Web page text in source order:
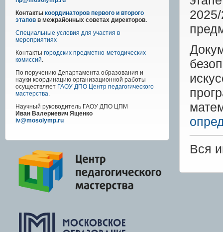
Контакты координаторов первого и второго
этапов в межрайонных советах директоров.
Специальные условия для участия в
мероприятиях
Контакты городских предметно-методических
комиссий.
По поручению Департамента образования и
науки координацию организационной работы
осуществляет ГАОУ ДПО Центр педагогического
мастерства.
Научный руководитель ГАОУ ДПО ЦПМ
Иван Валериевич Ященко
iv@mosolymp.ru
Вся